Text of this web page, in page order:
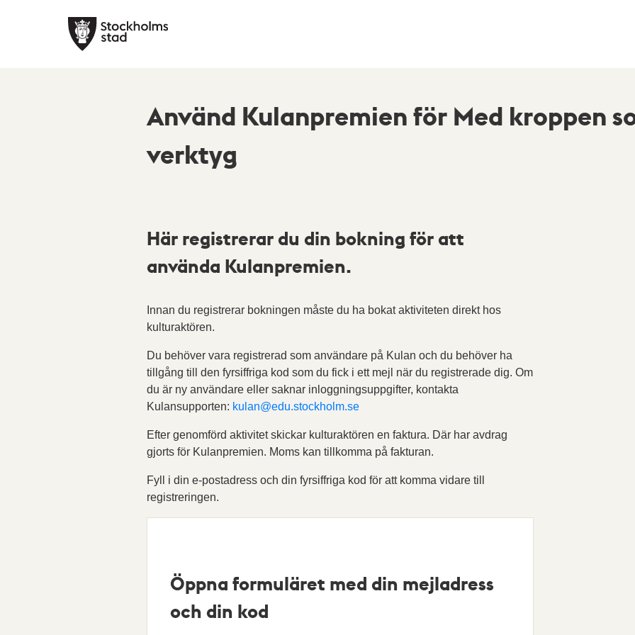
Använd Kulanpremien för Med kroppen
verktyg
Här registrerar du din bokning för att
använda Kulanpremien.
Innan du registrerar bokningen måste du ha bokat aktiviteten direkt hos
kulturaktören.
Du behöver vara registrerad som användare på Kulan och du behöver ha
tillgång till den fyrsiffriga kod som du fick i ett mejl när du registrerade dig. Om
du är ny användare eller saknar inloggningsuppgifter, kontakta
Kulansupporten: kulan@edu.stockholm.se
Efter genomförd aktivitet skickar kulturaktören en faktura. Där har avdrag
gjorts för Kulanpremien. Moms kan tillkomma på fakturan.
Fyll i din e-postadress och din fyrsiffriga kod för att komma vidare till
registreringen.
Öppna formuläret med din mejladress
och din kod